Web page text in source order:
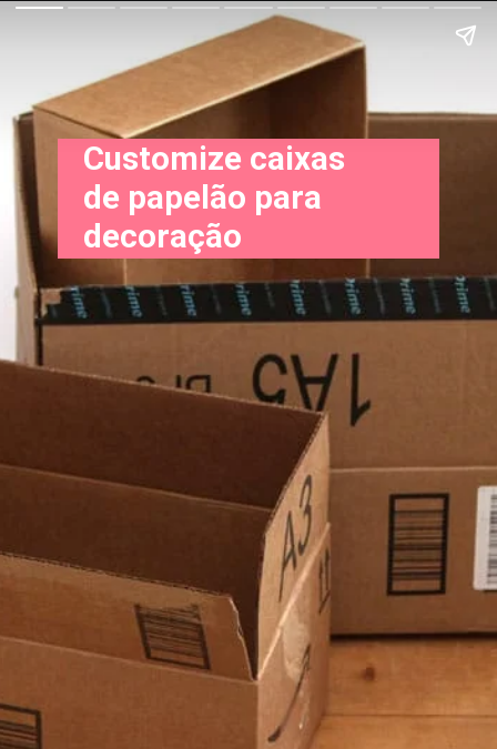
Customize caixas
de papelão para
decoração